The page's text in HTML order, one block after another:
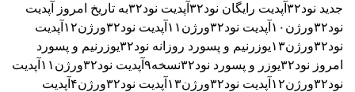
جدید نود۳۲
آپدیت رایگان نود۳۲ آپدیت نود۳۲به تاریخ امروز
آپدیت
نود۳۲ورژن۱۰
آپدیت نود۳۲ورژن۱۱ آپدیت نود۳۲ورژن۱۲
آپدیت
نود۳۲ورژن۱۳
یوزرنیم و پسورد روزانه نود۳۲
یوزرنیم و پسورد
امروز نود۳۲
یوزر و پسورد نود۳۲نسخه۹ آپدیت نود۳۲ورژن۱۱
آپدیت
نود۳۲ورژن۱۲
آپدیت نود۳۲ورژن۱۳ آپدیت نود۳۲ورژن۴
آپدیت